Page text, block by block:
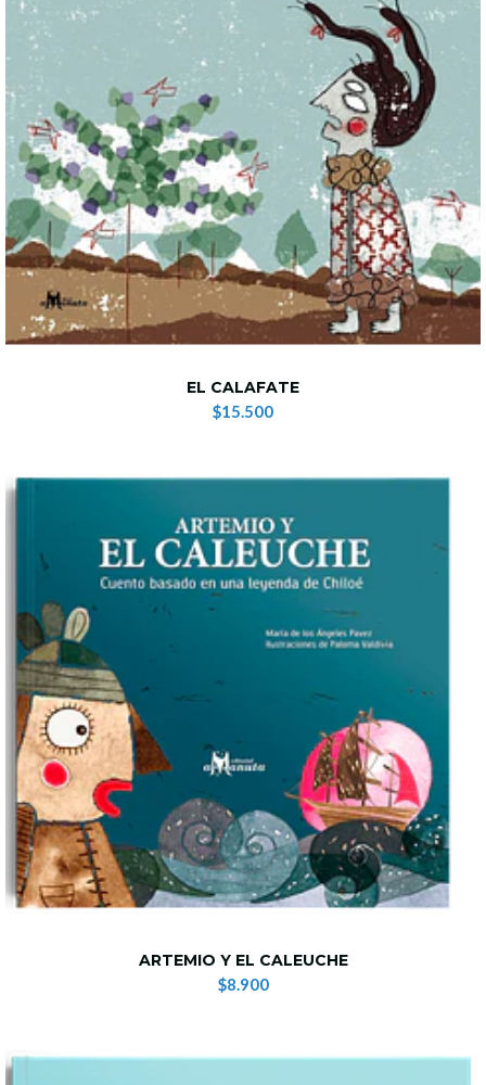
EL CALAFATE
$15.500
ARTEMIO Y EL CALEUCHE
$8.900